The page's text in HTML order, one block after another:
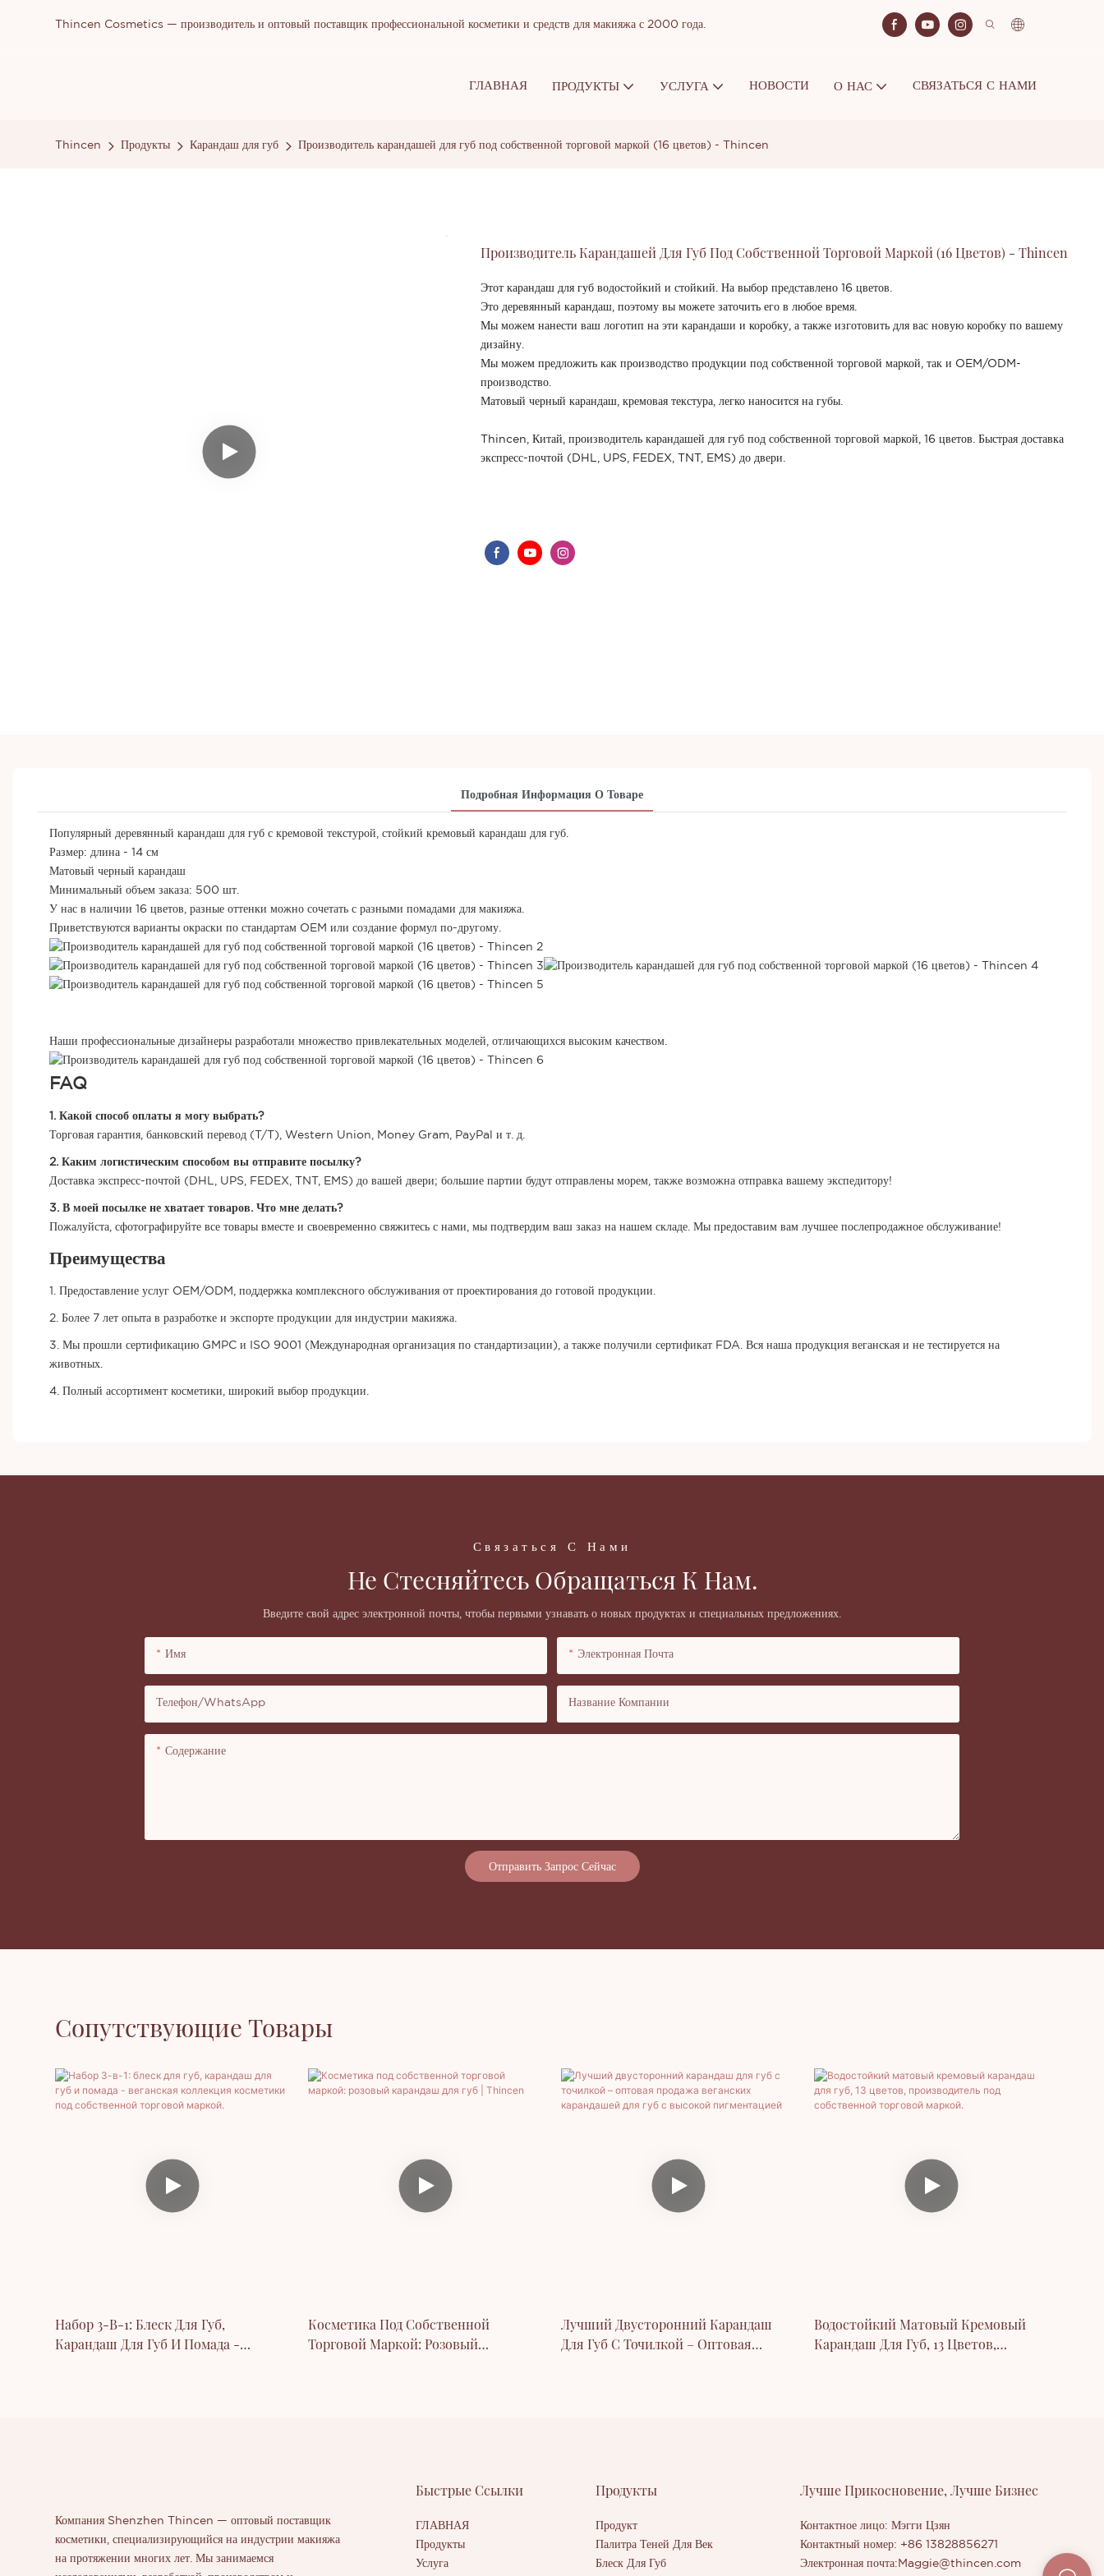
Thincen Cosmetics — производитель и оптовый поставщик профессиональной косметики и средств для макияжа с 2000 года.
ГЛАВНАЯ ПРОДУКТЫ УСЛУГА НОВОСТИ О НАС СВЯЗАТЬСЯ С НАМИ
Thincen Продукты Карандаш для губ Производитель карандашей для губ под собственной торговой маркой (16 цветов) - Thincen
Производитель Карандашей Для Губ Под Собственной Торговой Маркой (16 Цветов) - Thincen
Этот карандаш для губ водостойкий и стойкий. На выбор представлено 16 цветов.
Это деревянный карандаш, поэтому вы можете заточить его в любое время.
Мы можем нанести ваш логотип на эти карандаши и коробку, а также изготовить для вас новую коробку по вашему
дизайну.
Мы можем предложить как производство продукции под собственной торговой маркой, так и OEM/ODM-
производство.
Матовый черный карандаш, кремовая текстура, легко наносится на губы.
Thincen, Китай, производитель карандашей для губ под собственной торговой маркой, 16 цветов. Быстрая доставка
экспресс-почтой (DHL, UPS, FEDEX, TNT, EMS) до двери.
Подробная Информация О Товаре
Популярный деревянный карандаш для губ с кремовой текстурой, стойкий кремовый карандаш для губ.
Размер: длина - 14 см
Матовый черный карандаш
Минимальный объем заказа: 500 шт.
У нас в наличии 16 цветов, разные оттенки можно сочетать с разными помадами для макияжа.
Приветствуются варианты окраски по стандартам OEM или создание формул по-другому.
Наши профессиональные дизайнеры разработали множество привлекательных моделей, отличающихся высоким качеством.
FAQ
1. Какой способ оплаты я могу выбрать?
Торговая гарантия, банковский перевод (T/T), Western Union, Money Gram, PayPal и т. д.
2. Каким логистическим способом вы отправите посылку?
Доставка экспресс-почтой (DHL, UPS, FEDEX, TNT, EMS) до вашей двери; большие партии будут отправлены морем, также возможна отправка вашему экспедитору!
3. В моей посылке не хватает товаров. Что мне делать?
Пожалуйста, сфотографируйте все товары вместе и своевременно свяжитесь с нами, мы подтвердим ваш заказ на нашем складе. Мы предоставим вам лучшее послепродажное обслуживание!
Преимущества
1. Предоставление услуг OEM/ODM, поддержка комплексного обслуживания от проектирования до готовой продукции.
2. Более 7 лет опыта в разработке и экспорте продукции для индустрии макияжа.
3. Мы прошли сертификацию GMPC и ISO 9001 (Международная организация по стандартизации), а также получили сертификат FDA. Вся наша продукция веганская и не тестируется на
животных.
4. Полный ассортимент косметики, широкий выбор продукции.
Связаться С Нами
Не Стесняйтесь Обращаться К Нам.
Введите свой адрес электронной почты, чтобы первыми узнавать о новых продуктах и ​​специальных предложениях.
Имя Электронная Почта
Телефон/WhatsApp Название Компании
Содержание
Отправить Запрос Сейчас
Сопутствующие Товары
Набор 3-В-1: Блеск Для Губ,
Карандаш Для Губ И Помада -
Косметика Под Собственной
Торговой Маркой: Розовый
Лучший Двусторонний Карандаш
Для Губ С Точилкой – Оптовая
Водостойкий Матовый Кремовый
Карандаш Для Губ, 13 Цветов,
Компания Shenzhen Thincen — оптовый поставщик
косметики, специализирующийся на индустрии макияжа
на протяжении многих лет. Мы занимаемся
Быстрые Ссылки
ГЛАВНАЯ
Продукты
Услуга
Продукты
Продукт
Палитра Теней Для Век
Блеск Для Губ
Лучше Прикосновение, Лучше Бизнес
Контактное лицо: Мэгги Цзян
Контактный номер: +86 13828856271
Электронная почта: Maggie@thincen.com